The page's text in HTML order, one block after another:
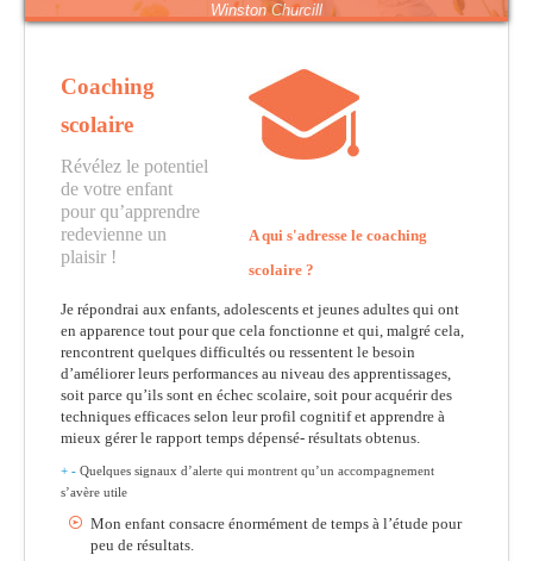
entière à croire qu’il est stupide ! »
Coaching
scolaire
Révélez le potentiel
de votre enfant
pour qu’apprendre
redevienne un
plaisir !
A qui s'adresse le coaching
scolaire ?
Je répondrai aux enfants, adolescents et jeunes adultes qui ont
en apparence tout pour que cela fonctionne et qui, malgré cela,
rencontrent quelques difficultés ou ressentent le besoin
d’améliorer leurs performances au niveau des apprentissages,
soit parce qu’ils sont en échec scolaire, soit pour acquérir des
techniques efficaces selon leur profil cognitif et apprendre à
mieux gérer le rapport temps dépensé- résultats obtenus.
+ - Quelques signaux d’alerte qui montrent qu’un accompagnement
s’avère utile
Mon enfant consacre énormément de temps à l’étude pour
peu de résultats.